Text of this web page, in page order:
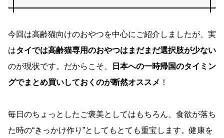
今回は高齢猫向けのおやつを中心にご紹介しましたが、実
はタイでは高齢猫専用のおやつはまだまだ選択肢が少ない
のが現状です。だからこそ、
日本への一時帰国のタイミン
グでまとめ買いしておくのが断然オススメ ！
毎日のちょっとしたご褒美としてはもちろん、食欲が落ち
た時の“きっかけ作り”としてもとても重宝します。健康を